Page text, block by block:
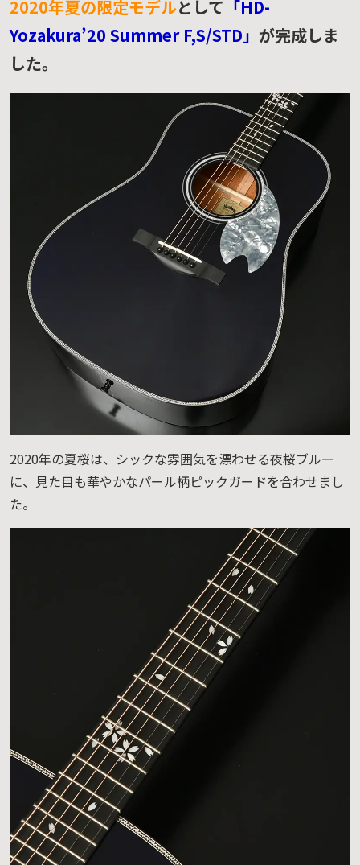
2020年夏の限定モデルとして 「HD-
Yozakura’20 Summer F,S/STD」 が完成しま
した。
2020年の夏桜は、シックな雰囲気を漂わせる夜桜ブルー
に、見た目も華やかなパール柄ピックガードを合わせまし
た。